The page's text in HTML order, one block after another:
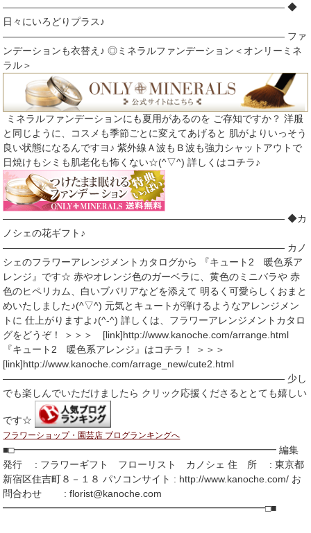
――――――――――――――――――――――――――――― ◆
日々にいろどりプラス♪
――――――――――――――――――――――――――――― ファ
ンデーションも衣替え♪ ◎ミネラルファンデーション＜オンリーミネ
ラル＞
ミネラルファンデーションにも夏用があるのを ご存知ですか？ 洋服
と同じように、コスメも季節ごとに変えてあげると 肌がよりいっそう
良い状態になるんですヨ♪ 紫外線Ａ波もＢ波も強力シャットアウトで
日焼けもシミも肌老化も怖くない☆(^▽^) 詳しくはコチラ♪
――――――――――――――――――――――――――――― ◆カ
ノシェの花ギフト♪
――――――――――――――――――――――――――――― カノ
シェのフラワーアレンジメントカタログから 『キュート2 暖色系ア
レンジ』です☆ 赤やオレンジ色のガーベラに、黄色のミニバラや 赤
色のヒペリカム、白いブバリアなどを添えて 明るく可愛らしくおまと
めいたしました♪(^▽^) 元気とキュートが弾けるようなアレンジメン
トに 仕上がりますよ♪(^-^) 詳しくは、フラワーアレンジメントカタロ
グをどうぞ！ ＞＞＞ [link]http://www.kanoche.com/arrange.html
『キュート2 暖色系アレンジ』はコチラ！ ＞＞＞
[link]http://www.kanoche.com/arrage_new/cute2.html
――――――――――――――――――――――――――――― 少し
でも楽しんでいただけましたら クリック応援くださるととても嬉しい
です☆
フラワーショップ・園芸店 ブログランキングへ
■□━━━━━━━━━━━━━━━━━━━━━━━━━━━ 編集
発行 : フラワーギフト フローリスト カノシェ 住 所 : 東京都
新宿区住吉町８－１８ パソコンサイト : http://www.kanoche.com/ お
問合わせ : florist@kanoche.com
━━━━━━━━━━━━━━━━━━━━━━━━━━━□■